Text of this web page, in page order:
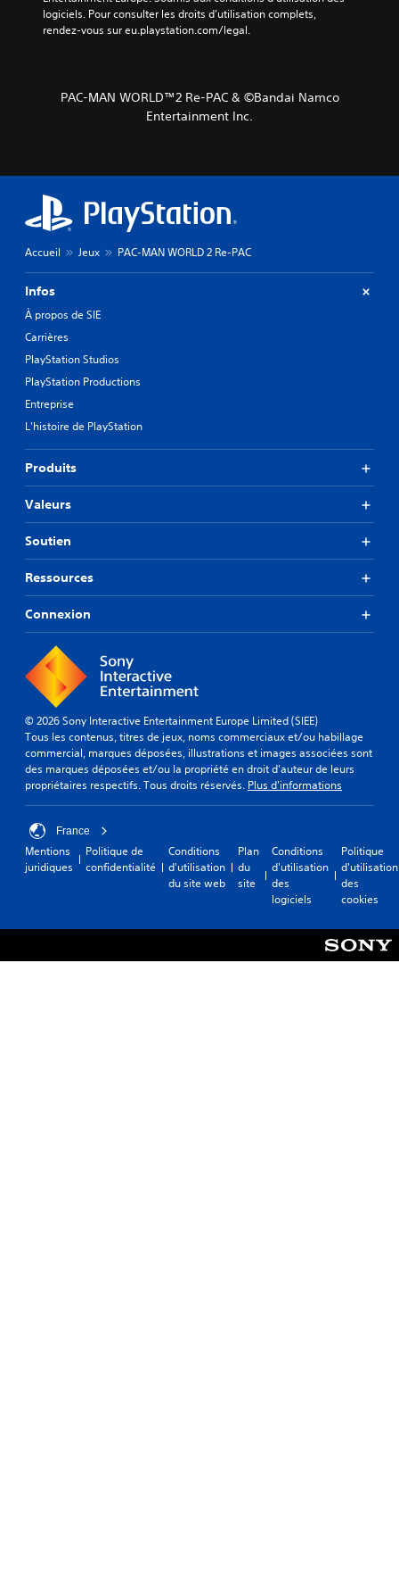
logiciels. Pour consulter les droits d’utilisation complets,
rendez-vous sur eu.playstation.com/legal.
PAC-MAN WORLD™2 Re-PAC & ©Bandai Namco
Entertainment Inc.
Accueil Jeux PAC-MAN WORLD 2 Re-PAC
Infos
À propos de SIE
Carrières
PlayStation Studios
PlayStation Productions
Entreprise
L'histoire de PlayStation
Produits
Valeurs
Soutien
Ressources
Connexion
© 2026 Sony Interactive Entertainment Europe Limited (SIEE)
Tous les contenus, titres de jeux, noms commerciaux et/ou habillage
commercial, marques déposées, illustrations et images associées sont
des marques déposées et/ou la propriété en droit d'auteur de leurs
propriétaires respectifs. Tous droits réservés. Plus d'informations
France
Mentions
juridiques
Politique de
confidentialité
Conditions
d'utilisation
du site web
Plan
du
site
Conditions
d'utilisation
des
logiciels
Politique
d'utilisation
des
cookies